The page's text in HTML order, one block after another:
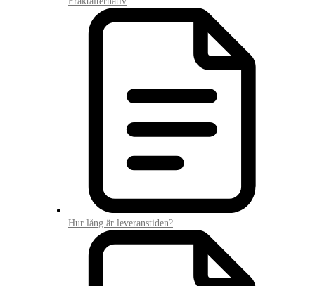
Hur lång är leveranstiden?